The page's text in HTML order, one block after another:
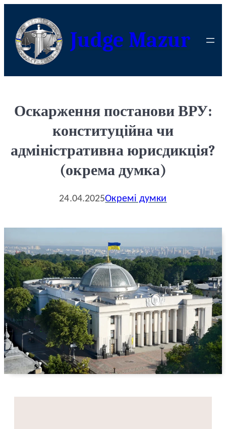
Judge Mazur
Оскарження постанови ВРУ:
конституційна чи
адміністративна юрисдикція?
(окрема думка)
24.04.2025Окремі думки